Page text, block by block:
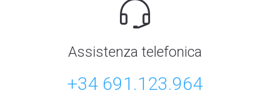
Assistenza telefonica
+34 691.123.964